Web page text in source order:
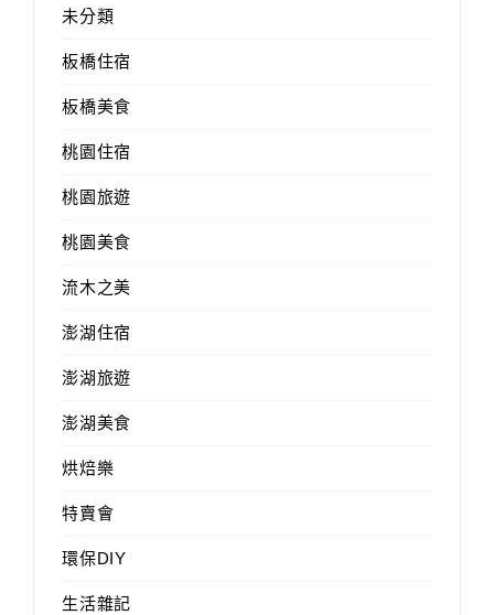
未分類
板橋住宿
板橋美食
桃園住宿
桃園旅遊
桃園美食
流木之美
澎湖住宿
澎湖旅遊
澎湖美食
烘焙樂
特賣會
環保DIY
生活雜記